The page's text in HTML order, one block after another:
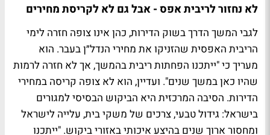
לא נחזור לריבית אפס - אבל גם לא לקריסת מחירים
לגבי המשך הדרך בשוק הדירות, כהן אינו צופה חזרה לימי
הריבית האפסית שהזניקו את מחירי הנדל״ן בעבר. הוא
מעריך כי "ייתכנו הפחתות ריבית בהמשך, אך לא חזרה לרמות
שהיו כאן במשך שנים". ועדיין, הוא לא צופה קריסה במחירי
הדירות. הסיבה המרכזית היא הביקוש הבסיסי למגורים
בישראל: גידול טבעי, צרכים של משקי בית, עלייה לישראל
ומחסור ארוך שנים בהיצע איכותי באזורי ביקוש. "ייתכנו